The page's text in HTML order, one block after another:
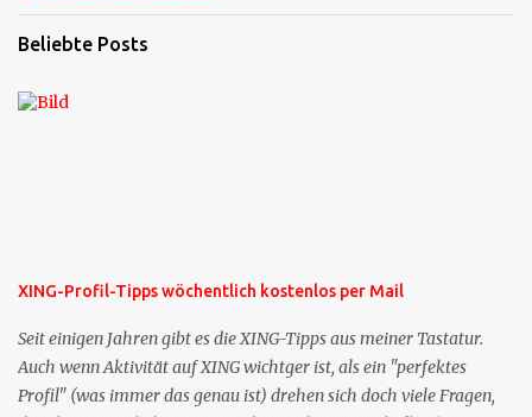
Beliebte Posts
XING-Profil-Tipps wöchentlich kostenlos per Mail
Seit einigen Jahren gibt es die XING-Tipps aus meiner Tastatur.
Auch wenn Aktivität auf XING wichtger ist, als ein "perfektes
Profil" (was immer das genau ist) drehen sich doch viele Fragen,